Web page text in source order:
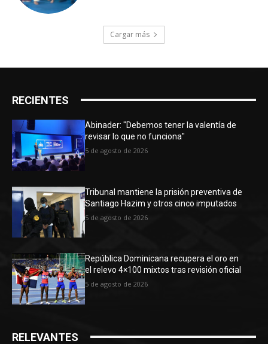
Cargar más
RECIENTES
Abinader: "Debemos tener la valentía de
revisar lo que no funciona"
5 de agosto de 2026
Tribunal mantiene la prisión preventiva de
Santiago Hazim y otros cinco imputados
5 de agosto de 2026
República Dominicana recupera el oro en
el relevo 4×100 mixtos tras revisión oficial
5 de agosto de 2026
RELEVANTES